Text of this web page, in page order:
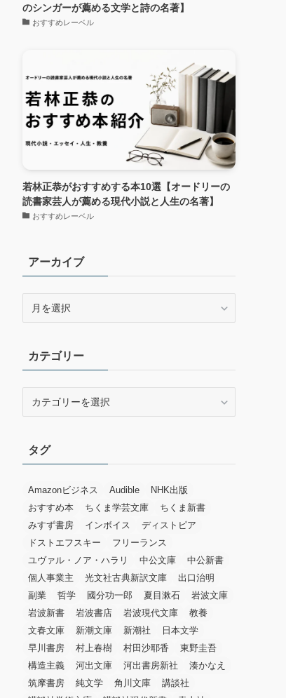
のシンガーが薦める文学と詩の名著】
おすすめレーベル
若林正恭がおすすめする本10選【オードリーの
読書家芸人が薦める現代小説と人生の名著】
おすすめレーベル
アーカイブ
ブカテゴリー
ータグ
Amazonビジネス Audible
NHK出版
おすすめ本
ちくま学芸文庫
ちくま新書
みすず書房
インボイス
ディストピア
ドストエフスキー
フリーランス
ユヴァル・ノア・ハラリ
中公文庫
中公新書
個人事業主
光文社古典新訳文庫
出口治明
副業
哲学 國分功一郎 夏目漱石
岩波文庫
岩波新書
岩波書店 岩波現代文庫
教養
文春文庫
新潮文庫 新潮社
日本文学
早川書房
村上春樹 村田沙耶香
東野圭吾
構造主義
河出文庫 河出書房新社
湊かなえ
筑摩書房
純文学 角川文庫
講談社